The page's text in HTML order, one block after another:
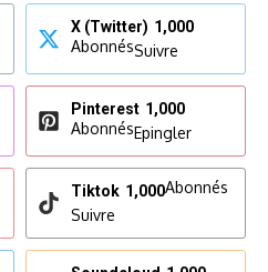
X (Twitter) 1,000
AbonnésSuivre
Pinterest 1,000
AbonnésEpingler
Tiktok 1,000Abonnés
Suivre